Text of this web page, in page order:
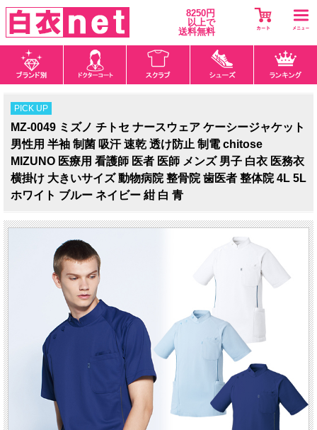
8250円
以上で
送料無料
PICK UP
MZ-0049 ミズノ チトセ ナースウェア ケーシージャケット
男性用 半袖 制菌 吸汗 速乾 透け防止 制電 chitose
MIZUNO 医療用 看護師 医者 医師 メンズ 男子 白衣 医務衣
横掛け 大きいサイズ 動物病院 整骨院 歯医者 整体院 4L 5L
ホワイト ブルー ネイビー 紺 白 青